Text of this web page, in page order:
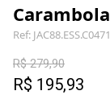
Carambola
Ref: JAC88.ESS.C0471
R$ 279,90
R$ 195,93